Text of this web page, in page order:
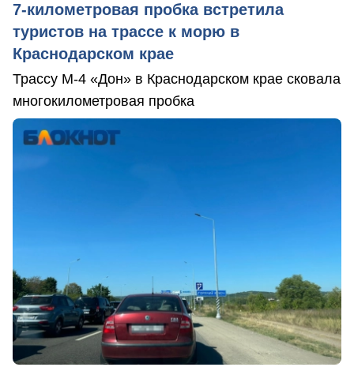
7-километровая пробка встретила
туристов на трассе к морю в
Краснодарском крае
Трассу М-4 «Дон» в Краснодарском крае сковала
многокилометровая пробка